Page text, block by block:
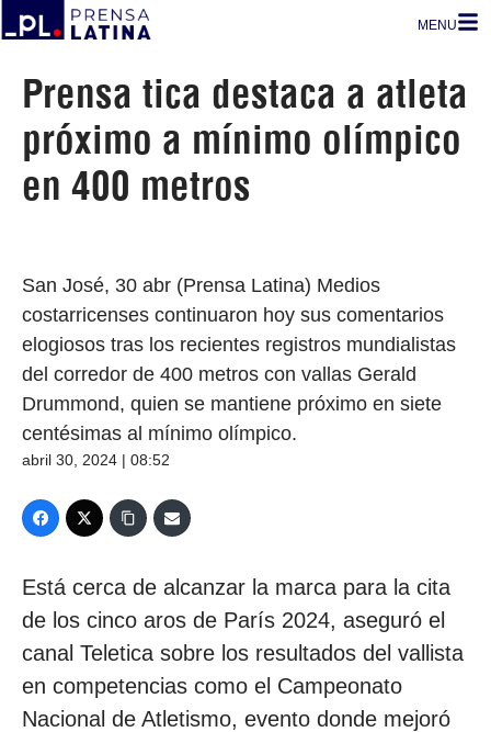
MENU
Prensa tica destaca a atleta
próximo a mínimo olímpico
en 400 metros
San José, 30 abr (Prensa Latina) Medios
costarricenses continuaron hoy sus comentarios
elogiosos tras los recientes registros mundialistas
del corredor de 400 metros con vallas Gerald
Drummond, quien se mantiene próximo en siete
centésimas al mínimo olímpico.
abril 30, 2024 | 08:52
Está cerca de alcanzar la marca para la cita
de los cinco aros de París 2024, aseguró el
canal Teletica sobre los resultados del vallista
en competencias como el Campeonato
Nacional de Atletismo, evento donde mejoró